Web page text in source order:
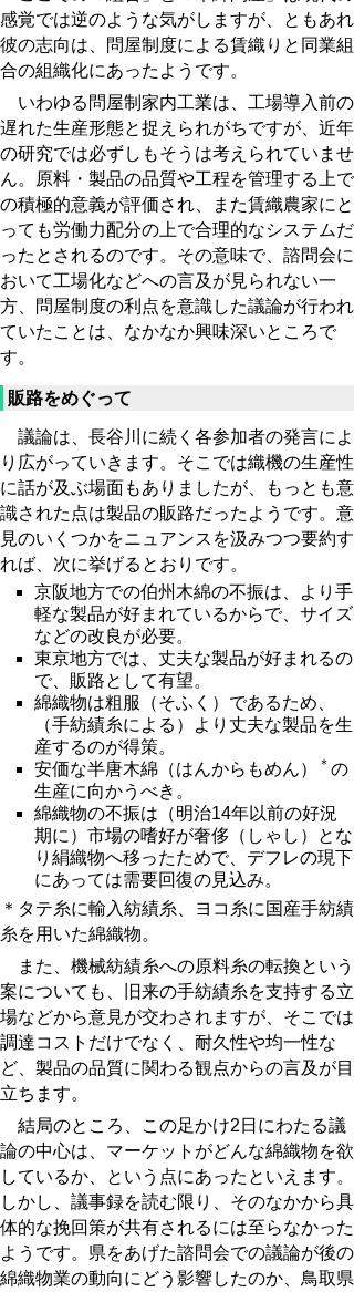
感覚では逆のような気がしますが、ともあれ
彼の志向は、問屋制度による賃織りと同業組
合の組織化にあったようです。
いわゆる問屋制家内工業は、工場導入前の
遅れた生産形態と捉えられがちですが、近年
の研究では必ずしもそうは考えられていませ
ん。原料・製品の品質や工程を管理する上で
の積極的意義が評価され、また賃織農家にと
っても労働力配分の上で合理的なシステムだ
ったとされるのです。その意味で、諮問会に
おいて工場化などへの言及が見られない一
方、問屋制度の利点を意識した議論が行われ
ていたことは、なかなか興味深いところで
す。
販路をめぐって
議論は、長谷川に続く各参加者の発言によ
り広がっていきます。そこでは織機の生産性
に話が及ぶ場面もありましたが、もっとも意
識された点は製品の販路だったようです。意
見のいくつかをニュアンスを汲みつつ要約す
れば、次に挙げるとおりです。
京阪地方での伯州木綿の不振は、より手
軽な製品が好まれているからで、サイズ
などの改良が必要。
東京地方では、丈夫な製品が好まれるの
で、販路として有望。
綿織物は粗服（そふく）であるため、
（手紡績糸による）より丈夫な製品を生
産するのが得策。
安価な半唐木綿（はんからもめん）
＊ の
生産に向かうべき。
綿織物の不振は（明治14年以前の好況
期に）市場の嗜好が奢侈（しゃし）とな
り絹織物へ移ったためで、デフレの現下
にあっては需要回復の見込み。
＊タテ糸に輸入紡績糸、ヨコ糸に国産手紡績
糸を用いた綿織物。
また、機械紡績糸への原料糸の転換という
案についても、旧来の手紡績糸を支持する立
場などから意見が交わされますが、そこでは
調達コストだけでなく、耐久性や均一性な
ど、製品の品質に関わる観点からの言及が目
立ちます。
結局のところ、この足かけ2日にわたる議
論の中心は、マーケットがどんな綿織物を欲
しているか、という点にあったといえます。
しかし、議事録を読む限り、そのなかから具
体的な挽回策が共有されるには至らなかった
ようです。県をあげた諮問会での議論が後の
綿織物業の動向にどう影響したのか、鳥取県